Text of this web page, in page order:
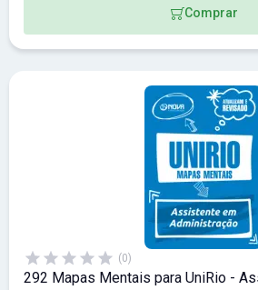
Comprar
(0)
292 Mapas Mentais para UniRio -